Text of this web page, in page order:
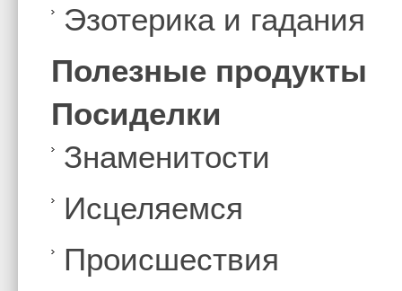
Эзотерика и гадания
Полезные продукты
Посиделки
Знаменитости
Иcцеляемся
Происшествия